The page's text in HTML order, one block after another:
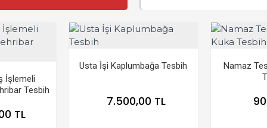
İşlemeli
Tesbih
TL
Usta İşi Kaplumbağa Tesbih
7.500,00 TL
Namaz